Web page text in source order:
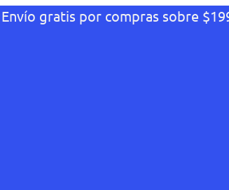
gratis por compras sobre